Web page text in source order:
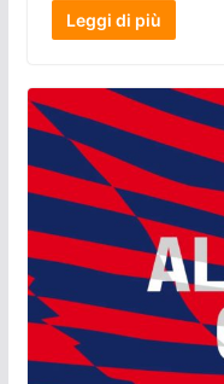
Leggi di più